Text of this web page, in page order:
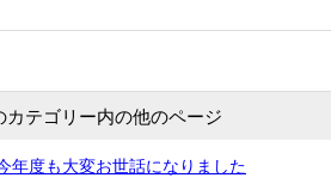
カテゴリー内の他のページ
年度も大変お世話になりました